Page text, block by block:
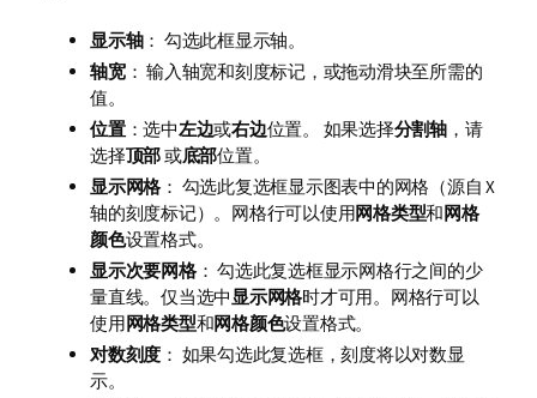
显示轴： 勾选此框显示轴。
轴宽： 输入轴宽和刻度标记，或拖动滑块至所需的
值。
位置：选中左边或右边位置。 如果选择分割轴，请
选择顶部或底部位置。
显示网格： 勾选此复选框显示图表中的网格（源自 X
轴的刻度标记）。网格行可以使用网格类型和网格
颜色设置格式。
显示次要网格： 勾选此复选框显示网格行之间的少
量直线。仅当选中显示网格时才可用。网格行可以
使用网格类型和网格颜色设置格式。
对数刻度 ： 如果勾选此复选框，刻度将以对数显
示。